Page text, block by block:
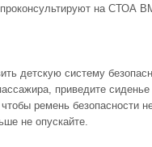
на СТОА
детскую систему
приведите сиденье
ремень безопасности
не опускайте.